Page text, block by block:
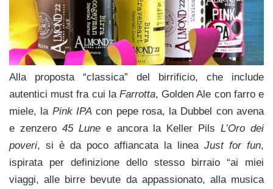
Alla proposta “classica” del birrificio, che include
autentici must fra cui la Farrotta, Golden Ale con farro e
miele, la Pink IPAcon pepe rosa, la Dubbel con avena
e zenzero 45 Lune e ancora la Keller PilsL’Oro dei
poveri, si è da poco affiancata la linea Just for fun,
ispirata per definizione dello stesso birraio “ai miei
viaggi, alle birre bevute da appassionato, alla musica